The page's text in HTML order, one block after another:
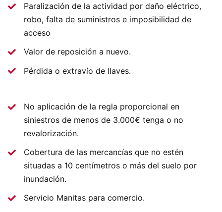
Paralización de la actividad por daño eléctrico,
robo, falta de suministros e imposibilidad de
acceso
Valor de reposición a nuevo.
Pérdida o extravío de llaves.
No aplicación de la regla proporcional en
siniestros de menos de 3.000€ tenga o no
revalorización.
Cobertura de las mercancías que no estén
situadas a 10 centímetros o más del suelo por
inundación.
Servicio Manitas para comercio.